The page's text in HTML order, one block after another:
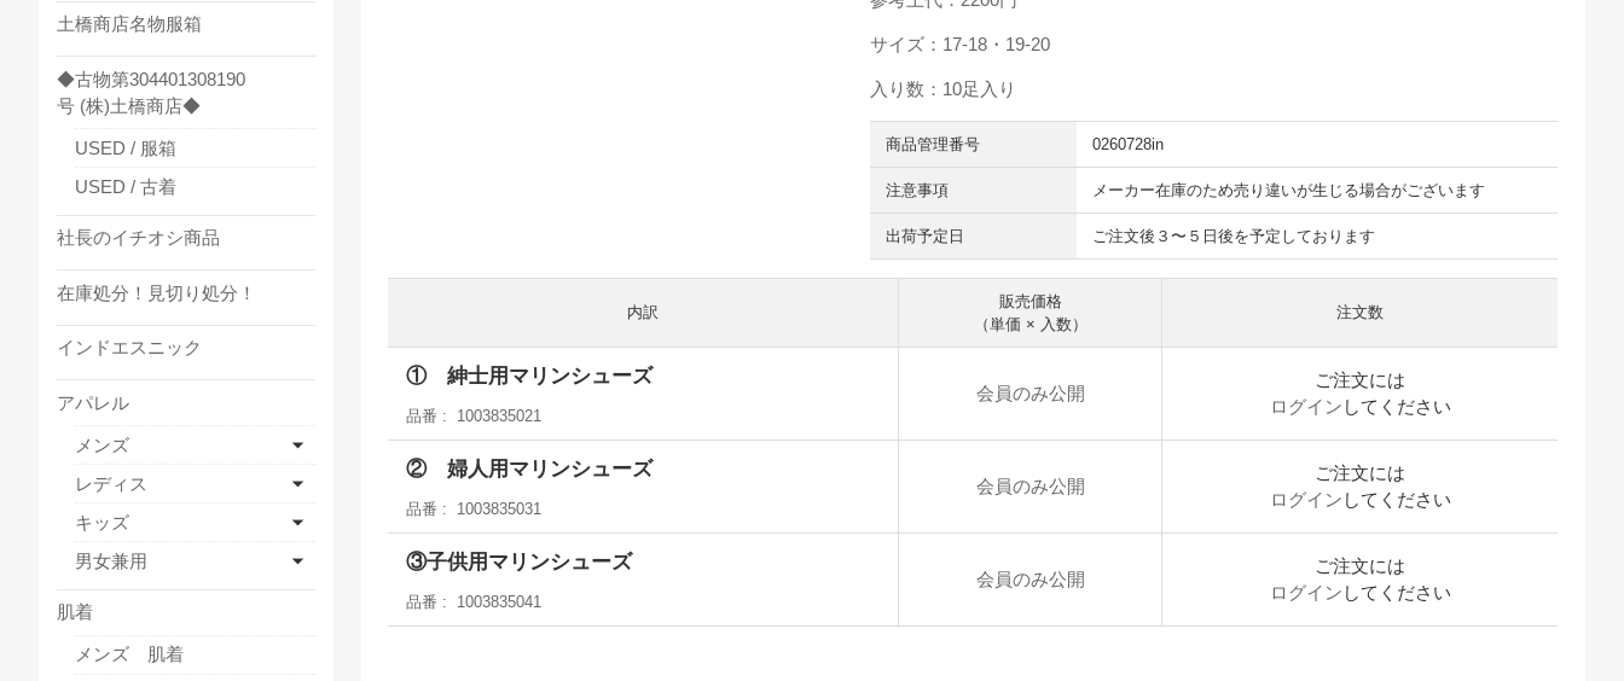
サイズ：17-18・19-20
入り数：10足入り
商品管理番号 0260728in
注意事項 メーカー在庫のため売り違いが生じる場合がございます
出荷予定日 ご注文後３〜５日後を予定しております
内訳
販売価格
（単価 × 入数）
注文数
① 紳士用マリンシューズ
品番 1003835021
会員のみ公開
ご注文には
ログイン してください
② 婦人用マリンシューズ
品番 1003835031
会員のみ公開
ご注文には
ログイン してください
③子供用マリンシューズ
品番 1003835041
会員のみ公開
ご注文には
ログイン してください
土橋商店名物服箱
◆古物第304401308190
号 (株)土橋商店◆
USED / 服箱
USED / 古着
社長のイチオシ商品
在庫処分！見切り処分！
インドエスニック
アパレル
メンズ
レディス
キッズ
男女兼用
肌着
メンズ 肌着